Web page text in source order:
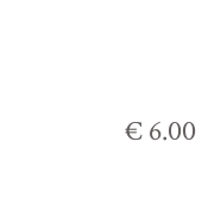
€ 6.00